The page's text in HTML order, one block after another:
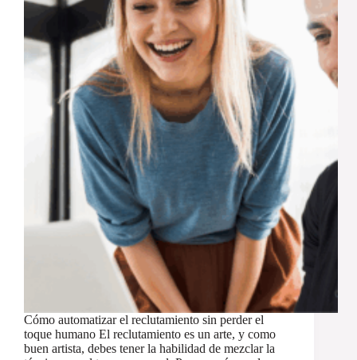
Cómo automatizar el reclutamiento sin perder el
toque humano El reclutamiento es un arte, y como
buen artista, debes tener la habilidad de mezclar la